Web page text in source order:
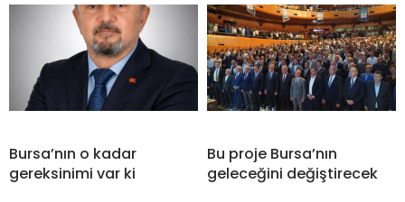
Bursa’nın o kadar
gereksinimi var ki
Bu proje Bursa’nın
geleceğini değiştirecek